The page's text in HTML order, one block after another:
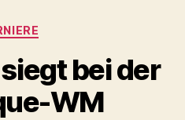
Kategorien
bei der
WM